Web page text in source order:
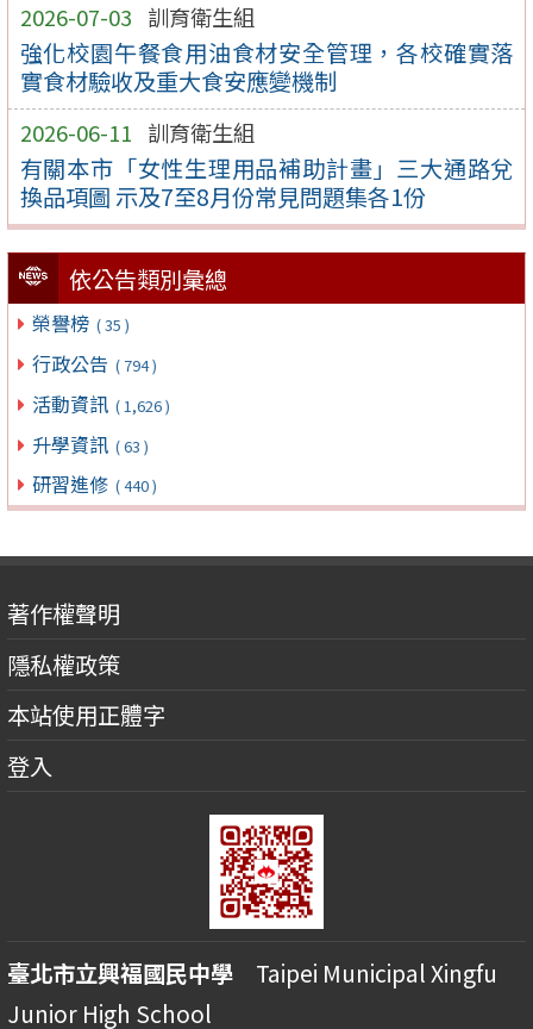
2026-07-03 訓育衛生組
強化校園午餐食用油食材安全管理，各校確實落
實食材驗收及重大食安應變機制
2026-06-11 訓育衛生組
有關本市「女性生理用品補助計畫」三大通路兌
換品項圖 示及7至8月份常見問題集各1份
依公告類別彙總
榮譽榜 ( 35 )
行政公告 ( 794 )
活動資訊 ( 1,626 )
升學資訊 ( 63 )
研習進修 ( 440 )
著作權聲明
隱私權政策
本站使用正體字
登入
臺北市立興福國民中學 Taipei Municipal Xingfu
Junior High School